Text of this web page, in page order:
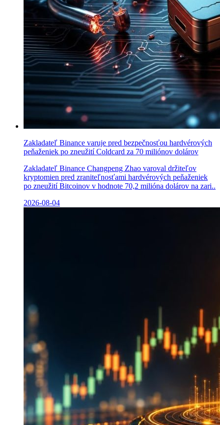
Zakladateľ Binance varuje pred bezpečnosťou hardvérových
peňaženiek po zneužití Coldcard za 70 miliónov dolárov
Zakladateľ Binance Changpeng Zhao varoval držiteľov
kryptomien pred zraniteľnosťami hardvérových peňaženiek
po zneužití Bitcoinov v hodnote 70,2 milióna dolárov na zari..
2026-08-04